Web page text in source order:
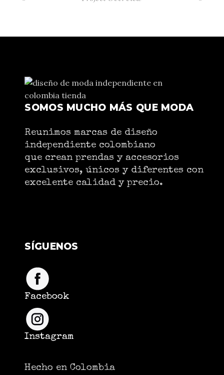
SOMOS MUCHO MÁS QUE MODA
Reunimos marcas de diseño
independiente colombiano
que crean prendas y accesorios
exclusivos, únicos y diferentes con
excelente calidad y precio.
SÍGUENOS
Facebook
Instagram
Hecho en Colombia